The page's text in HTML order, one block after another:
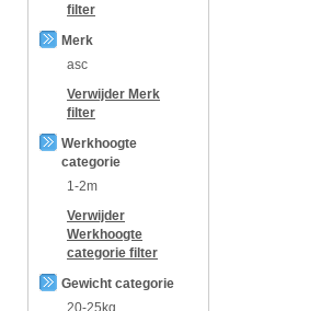
filter
Merk
asc
Verwijder Merk
filter
Werkhoogte
categorie
1-2m
Verwijder
Werkhoogte
categorie filter
Gewicht categorie
20-25kg